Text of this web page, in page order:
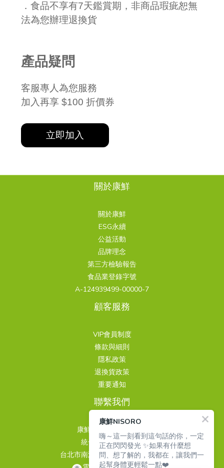
．食品不享有7天鑑賞期，非商品瑕疵恕無
法為您辦理退換貨
產品疑問
客服專人為您服務
加入再享 $100 折價券
立即加入
關於康鮮
關於康鮮
ESG永續
公益活動
品牌理念
第三方檢驗報告
食品業登錄字號
A-124939499-00000-7
顧客服務
VIP會員制度
條款與細則
隱私政策
退換貨政策
重要通知
聯繫我們
康鮮國際股份有限公司
統一編號 24939499
台北市南港區重陽路263巷3號4樓
康鮮NISORO
嗨～這一刻看到這句話的你，一定
正在閃閃發光 ✨如果有什麼想
問、想了解的，我都在，讓我們一
起幫身體更輕鬆一點❤️